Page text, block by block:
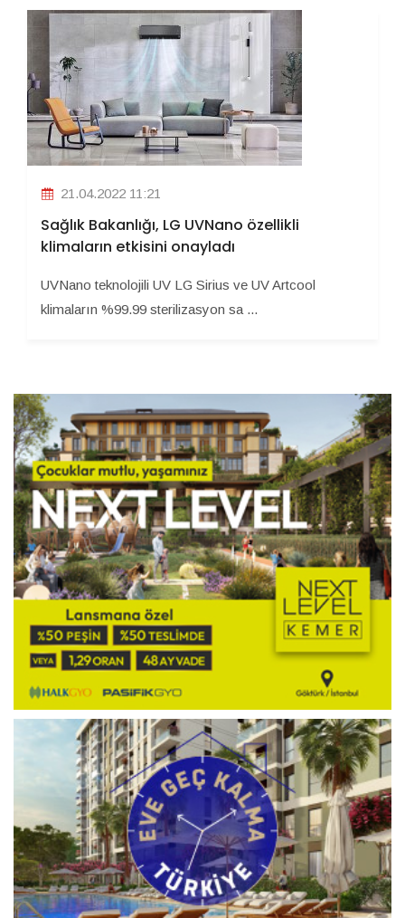
21.04.2022 11:21
Sağlık Bakanlığı, LG UVNano özellikli
klimaların etkisini onayladı
UVNano teknolojili UV LG Sirius ve UV Artcool
klimaların %99.99 sterilizasyon sa ...